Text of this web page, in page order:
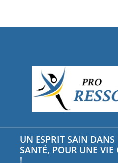
UN ESPRIT SAIN DANS
SANTÉ, POUR UNE VIE
!